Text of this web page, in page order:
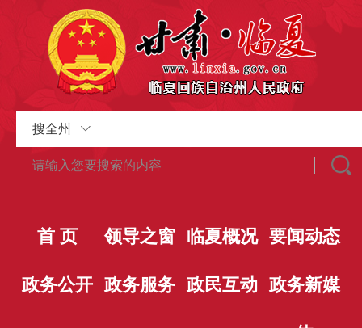
搜全州
首 页 领导之窗 临夏概况 要闻动态
政务公开 政务服务 政民互动 政务新媒